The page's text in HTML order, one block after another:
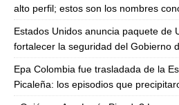
alto perfil; estos son los nombres
Estados Unidos anuncia paquete de
fortalecer la seguridad del Gobierno
Epa Colombia fue trasladada de la
Picaleña: los episodios que